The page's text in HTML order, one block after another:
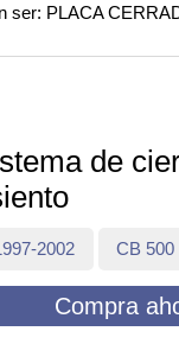
ser: PLACA
de
2002 CB 500
Compra